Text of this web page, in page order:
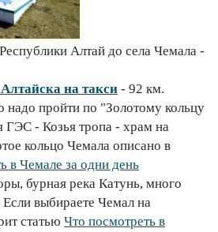
Алтай до села Чемала -
на такси - 92 км.
надо пройти по "Золотому кольцу
ГЭС - Козья тропа - храм на
кольцо Чемала описано в
в Чемале за одни день
бурная река Катунь, много
выбираете Чемал на
статью Что посмотреть в